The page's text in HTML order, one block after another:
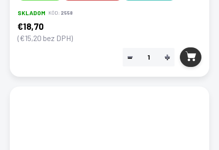
SKLADOM KÓD: 2558
€18,70
(€15,20 bez DPH)
+
−